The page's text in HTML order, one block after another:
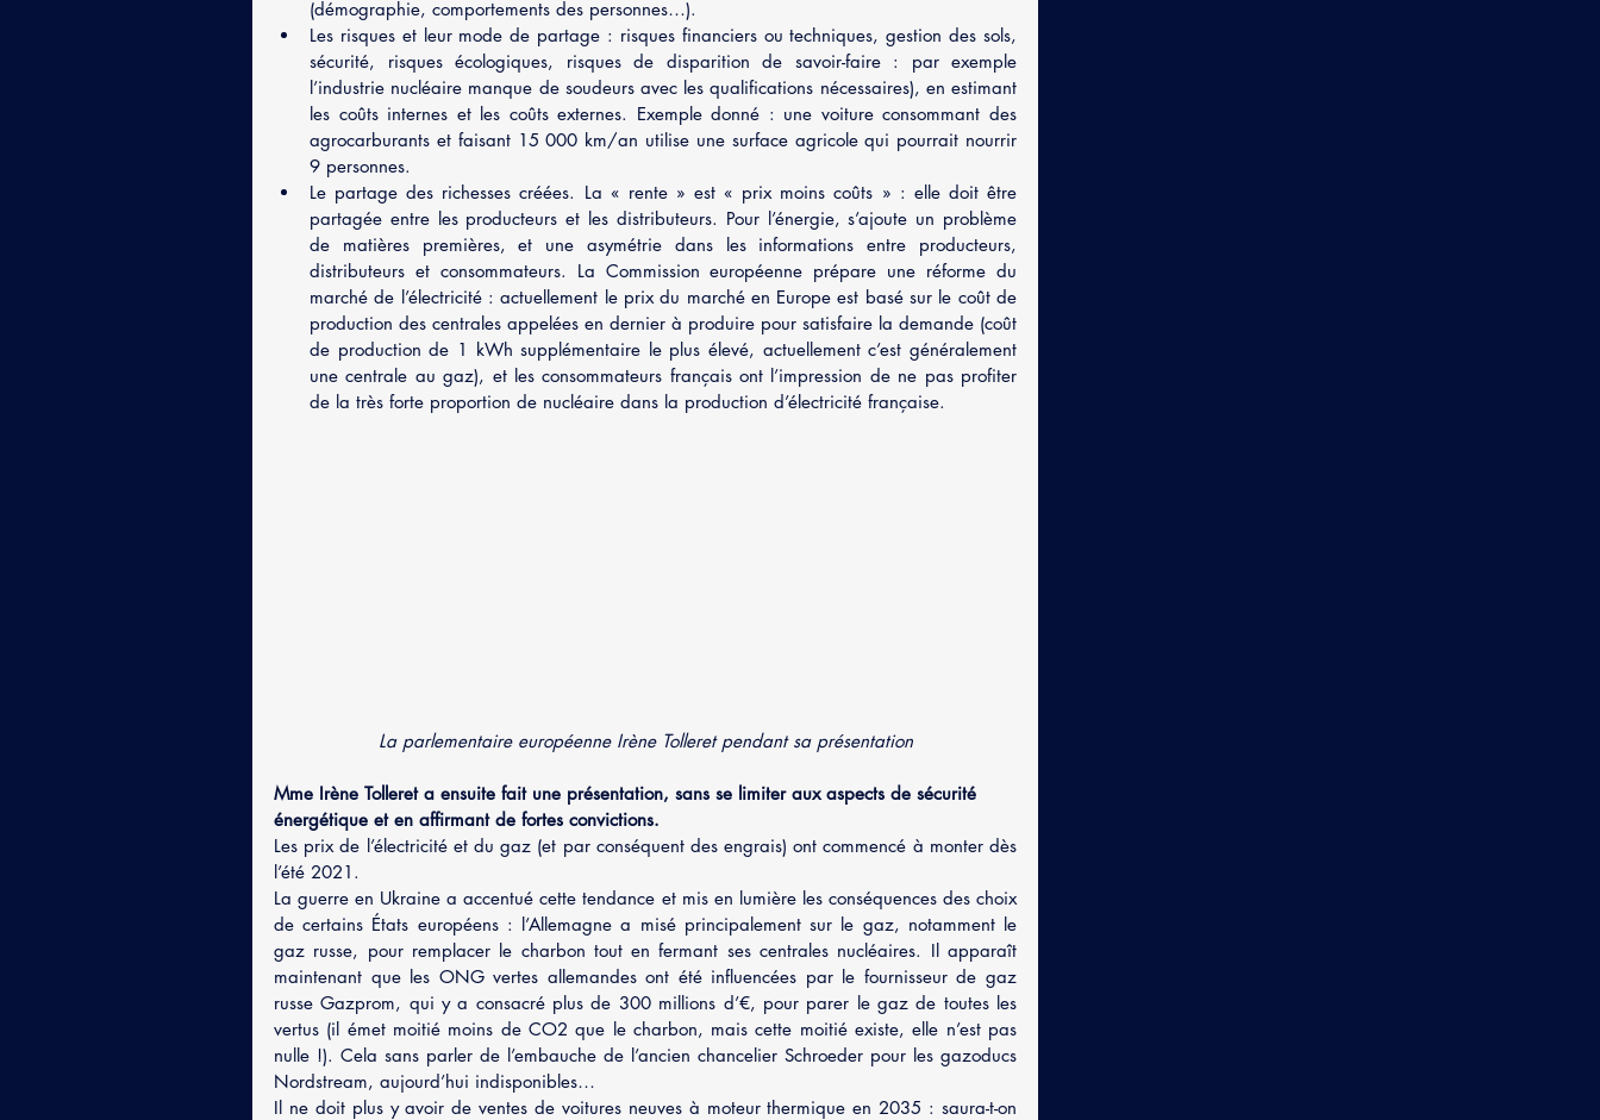
(démographie, comportements des personnes…).
Les risques et leur mode de partage : risques financiers ou techniques, gestion des sols,
sécurité, risques écologiques, risques de disparition de savoir-faire : par exemple
l’industrie nucléaire manque de soudeurs avec les qualifications nécessaires), en estimant
les coûts internes et les coûts externes. Exemple donné : une voiture consommant des
agrocarburants et faisant 15 000 km/an utilise une surface agricole qui pourrait nourrir
9 personnes.
Le partage des richesses créées. La « rente » est « prix moins coûts » : elle doit être
partagée entre les producteurs et les distributeurs. Pour l’énergie, s’ajoute un problème
de matières premières, et une asymétrie dans les informations entre producteurs,
distributeurs et consommateurs. La Commission européenne prépare une réforme du
marché de l’électricité : actuellement le prix du marché en Europe est basé sur le coût de
production des centrales appelées en dernier à produire pour satisfaire la demande (coût
de production de 1 kWh supplémentaire le plus élevé, actuellement c’est généralement
une centrale au gaz), et les consommateurs français ont l’impression de ne pas profiter
de la très forte proportion de nucléaire dans la production d’électricité française.
La parlementaire européenne Irène Tolleret pendant sa présentation
Mme Irène Tolleret a ensuite fait une présentation, sans se limiter aux aspects de sécurité
énergétique et en affirmant de fortes convictions.
Les prix de l’électricité et du gaz (et par conséquent des engrais) ont commencé à monter dès
l’été 2021.
La guerre en Ukraine a accentué cette tendance et mis en lumière les conséquences des choix
de certains États européens : l’Allemagne a misé principalement sur le gaz, notamment le
gaz russe, pour remplacer le charbon tout en fermant ses centrales nucléaires. Il apparaît
maintenant que les ONG vertes allemandes ont été influencées par le fournisseur de gaz
russe Gazprom, qui y a consacré plus de 300 millions d’€, pour parer le gaz de toutes les
vertus (il émet moitié moins de CO2 que le charbon, mais cette moitié existe, elle n’est pas
nulle !). Cela sans parler de l’embauche de l’ancien chancelier Schroeder pour les gazoducs
Nordstream, aujourd’hui indisponibles…
Il ne doit plus y avoir de ventes de voitures neuves à moteur thermique en 2035 : saura-t-on